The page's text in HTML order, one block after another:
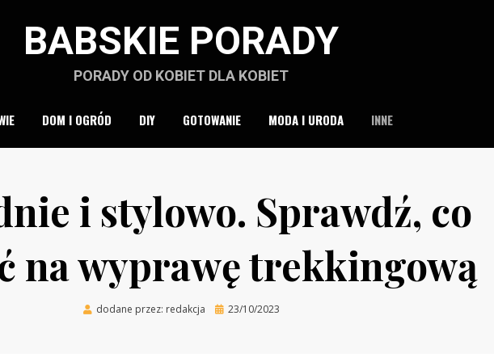
BABSKIE PORADY
PORADY OD KOBIET DLA KOBIET
DOM I OGRÓD DIY GOTOWANIE MODA I URODA INNE
i stylowo. Sprawdź, co
na wyprawę trekkingową
dodane przez: redakcja
Posted
23/10/2023